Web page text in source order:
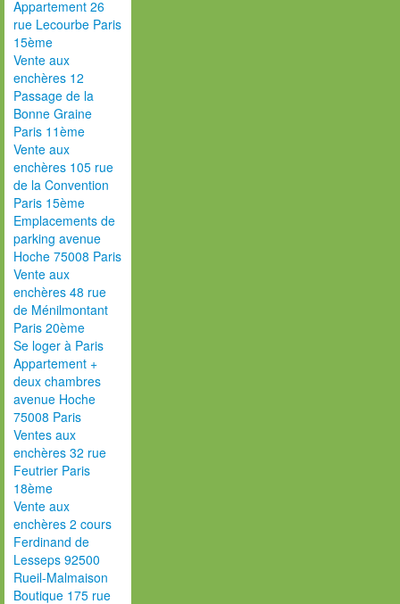
Appartement 26
rue Lecourbe Paris
15ème
Vente aux
enchères 12
Passage de la
Bonne Graine
Paris 11ème
Vente aux
enchères 105 rue
de la Convention
Paris 15ème
Emplacements de
parking avenue
Hoche 75008 Paris
Vente aux
enchères 48 rue
de Ménilmontant
Paris 20ème
Se loger à Paris
Appartement +
deux chambres
avenue Hoche
75008 Paris
Ventes aux
enchères 32 rue
Feutrier Paris
18ème
Vente aux
enchères 2 cours
Ferdinand de
Lesseps 92500
Rueil-Malmaison
Boutique 175 rue